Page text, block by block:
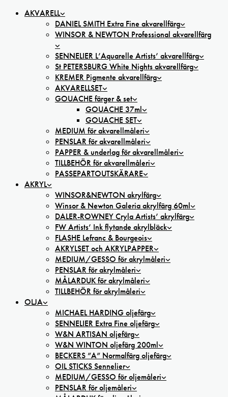
AKVARELL
DANIEL SMITH Extra Fine akvarellfärg
WINSOR & NEWTON Professional akvarellfärg
SENNELIER L’Aquarelle Artists’ akvarellfärg
St PETERSBURG White Nights akvarellfärg
KREMER Pigmente akvarellfärg
AKVARELLSET
GOUACHE färger & set
GOUACHE 37ml
GOUACHE SET
MEDIUM för akvarellmåleri
PENSLAR för akvarellmåleri
PAPPER & underlag för akvarellmåleri
TILLBEHÖR för akvarellmåleri
PASSEPARTOUTSKÄRARE
AKRYL
WINSOR&NEWTON akrylfärg
Winsor & Newton Galeria akrylfärg 60ml
DALER-ROWNEY Cryla Artists’ akrylfärg
FW Artists’ Ink flytande akrylbläck
FLASHE Lefranc & Bourgeois
AKRYLSET och AKRYLPAPPER
MEDIUM/GESSO för akrylmåleri
PENSLAR för akrylmåleri
MÅLARDUK för akrylmåleri
TILLBEHÖR för akrylmåleri
OLJA
MICHAEL HARDING oljefärg
SENNELIER Extra Fine oljefärg
W&N ARTISAN oljefärg
W&N WINTON oljefärg 200ml
BECKERS ”A” Normalfärg oljefärg
OIL STICKS Sennelier
MEDIUM/GESSO för oljemåleri
PENSLAR för oljemåleri